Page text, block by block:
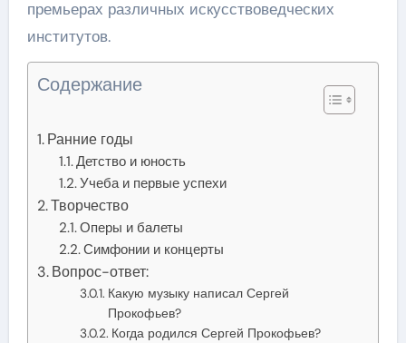
премьерах различных искусствоведческих
институтов.
Содержание
Ранние годы
Детство и юность
Учеба и первые успехи
Творчество
Оперы и балеты
Симфонии и концерты
Вопрос-ответ:
Какую музыку написал Сергей
Прокофьев?
Когда родился Сергей Прокофьев?